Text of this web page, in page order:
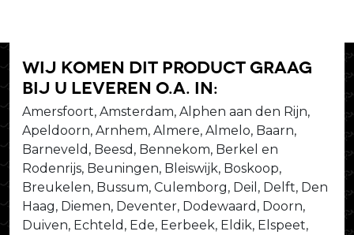
Wij komen dit product graag
bij u leveren o.a. in:
Amersfoort, Amsterdam, Alphen aan den Rijn,
Apeldoorn, Arnhem, Almere, Almelo, Baarn,
Barneveld, Beesd, Bennekom, Berkel en
Rodenrijs, Beuningen, Bleiswijk, Boskoop,
Breukelen, Bussum, Culemborg, Deil, Delft, Den
Haag, Diemen, Deventer, Dodewaard, Doorn,
Duiven, Echteld, Ede, Eerbeek, Eldik, Elspeet,